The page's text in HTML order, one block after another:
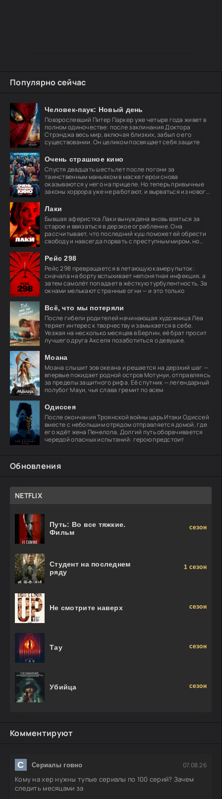
Популярно сейчас
Человек-паук: Новый день
Повзрослевший Питер Паркер уже четыре года живет в
полном одиночестве: после заклинания Доктора
Стрэнджа весь мир, включая близких, забыл о его
существовании. Он целиком посвящает себя защите
Очень страшное кино
Спустя двадцать шесть лет после погони за
таинственным маньяком в маске герои снова
оказываются у него на прицеле. Но теперь привычные
законы хоррора уже не работают, и вырваться из нового
Лаки
Бывшая аферистка Лаки вынуждена вновь взяться за
старое и ввязаться в дерзкое ограбление. Она
рассчитывает, что последний куш поможет ей обрести
свободу и навсегда порвать с преступным миром, но
Рейс 298
Рейс 298 превращается в летающую камеру пыток:
сначала на борту вспыхивает непонятная инфекция, а
затем самолёт попадает в жёсткую турбулентность. За
окнами мелькают странные огни — и это только
Всё, что мы потеряли
После гибели родителей начинающая художница Леа
теряет интерес к творчеству и замыкается в себе.
Уезжая на несколько месяцев в Берлин, её брат просит
лучшего друга Акселя позаботиться о девушке.
Моана
Моана слышит зов океана и решается на дерзкий шаг —
впервые покидает родной остров Мотунуи, отправляясь
за пределы защитного рифа. Её спутник — легендарный
полубог Мауи, чья слава гремит по всем
Одиссея
После окончания Троянской войны царь Итаки Одиссей
вместе с небольшим отрядом отправляется домой, где
его ждёт жена Пенелопа. Долгий путь оборачивается
чередой опасных испытаний: герою предстоит
Обновления
NETFLIX
Путь: Во все тяжкие.
Фильм
сезон
Студент на последнем
ряду
1 сезон
Не смотрите наверх сезон
Тау сезон
Убийца сезон
Комментируют
С Сериалы говно 07.08.26
Кому на хер нужны тупые сериалы по 100 серий? Зачем
следить месяцами за